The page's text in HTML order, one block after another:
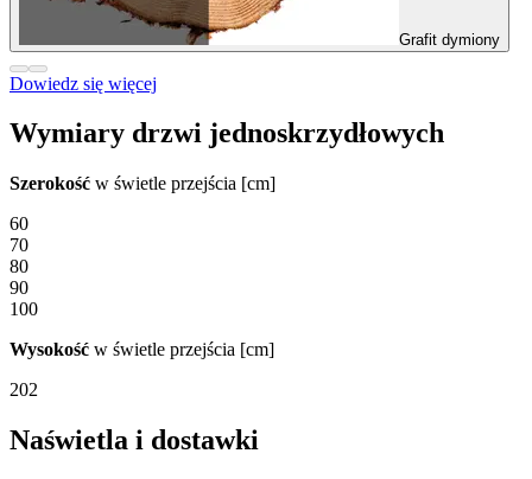
Grafit dymiony
Dowiedz się więcej
Wymiary drzwi jednoskrzydłowych
Szerokość w świetle przejścia [cm]
60
70
80
90
100
Wysokość w świetle przejścia [cm]
202
Naświetla i dostawki